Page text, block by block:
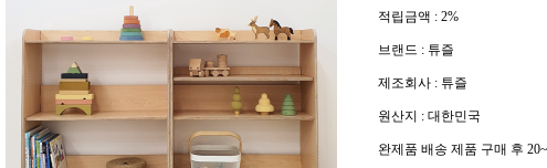
적립금액 : 2%
브랜드 : 튜즐
제조회사 : 튜즐
원산지 : 대한민국
완제품 배송 제품 구매 후